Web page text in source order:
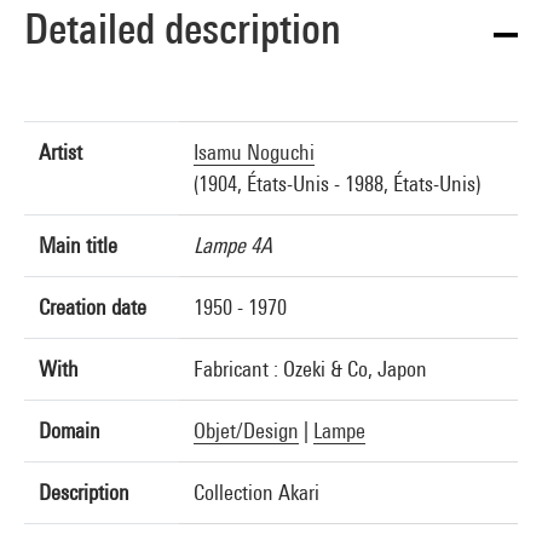
Detailed description
Artist
Isamu Noguchi
(1904, États-Unis - 1988, États-Unis)
Main title Lampe 4A
Creation date 1950 - 1970
With Fabricant : Ozeki & Co, Japon
Domain Objet/Design Lampe
Description Collection Akari